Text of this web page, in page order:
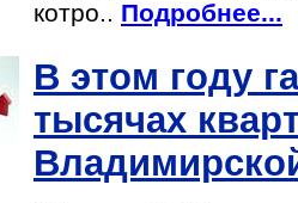
котро.. Подробнее...
В этом году
тысячах